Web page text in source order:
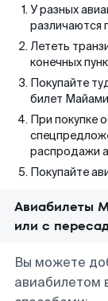
У разных
различаются
Лететь
конечных
Покупайте
билет
При покупке
распродажи
Покупайте
Авиабилеты
или с
Вы можете
авиабилетом